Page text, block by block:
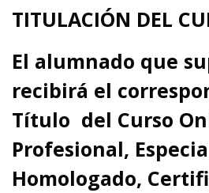
TITULACIÓN DEL
El alumnado que
recibirá el
Título del Curso
Profesional,
Homologado,